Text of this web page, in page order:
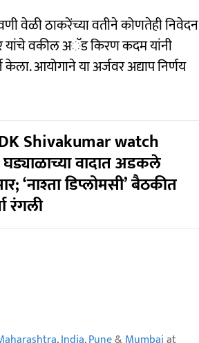
वेळी ठाकरेंच्या वतीने कोणतेही निवेदन
यांचे वकील अॅड किरण कदम यांनी
आयोगाने या अर्जवर अद्याप निर्णय
Shivakumar watch
वादात अडकले
‘नाश्ता डिप्लोमसी’ बैठकीत
रंगली